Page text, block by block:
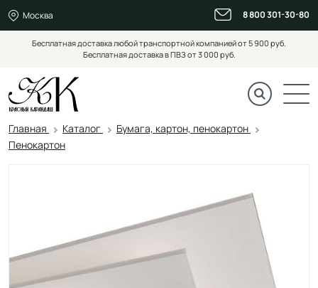
Москва 8 800 301-30-80
Бесплатная доставка любой транспортной компанией от 5 900 руб.
Бесплатная доставка в ПВЗ от 3 000 руб.
Главная Каталог
Бумага, картон, пенокартон
Пенокартон